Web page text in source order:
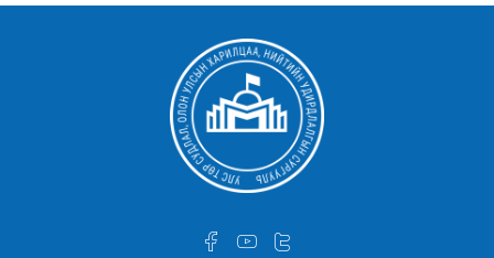
гавьяаны улаан тугийн одонгоор шагнууллаа
УТСОУХНУС-ийн Улс төр судлалын тэнхимийн
ахмад багш Д.Оюунчимэг Хөдөлмөрийн
гавьяаны улаан тугийн одонгоор шагнууллаа.
УТСОУХНУС-ийн Улс төр судлалын тэнхимийн
ахмад багш Д.Оюунчимэг Хөдөлмөрийн